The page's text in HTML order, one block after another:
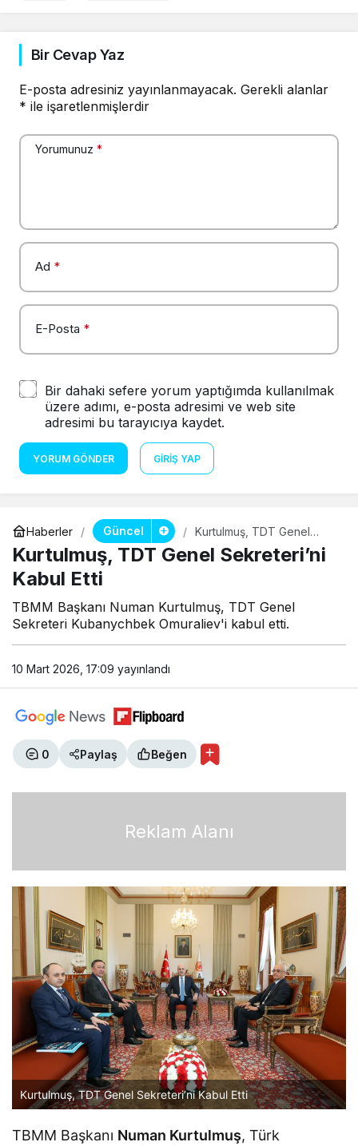
Bir Cevap Yaz
E-posta adresiniz yayınlanmayacak. Gerekli alanlar
* ile işaretlenmişlerdir
Yorumunuz *
Ad *
E-Posta *
Bir dahaki sefere yorum yaptığımda kullanılmak
üzere adımı, e-posta adresimi ve web site
adresimi bu tarayıcıya kaydet.
YORUM GÖNDER GIRIŞ YAP
Haberler Güncel
Kurtulmuş, TDT Genel
Sekreteri’ni Kabul Etti
Kurtulmuş, TDT Genel Sekreteri’ni
Kabul Etti
TBMM Başkanı Numan Kurtulmuş, TDT Genel
Sekreteri Kubanychbek Omuraliev'i kabul etti.
10 Mart 2026, 17:09 yayınlandı
0 Paylaş Beğen
Reklam Alanı
Kurtulmuş, TDT Genel Sekreteri’ni Kabul Etti
TBMM Başkanı Numan Kurtulmuş, Türk